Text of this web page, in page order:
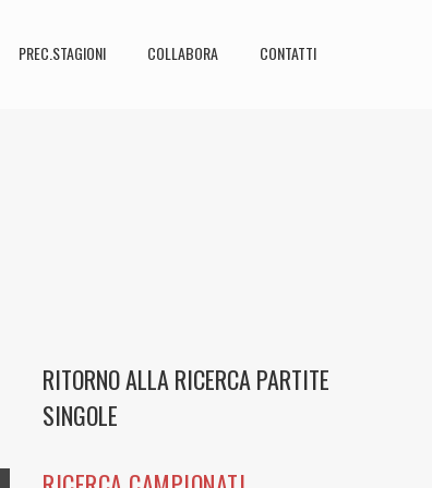
PREC.STAGIONI COLLABORA CONTATTI
RITORNO ALLA RICERCA PARTITE
SINGOLE